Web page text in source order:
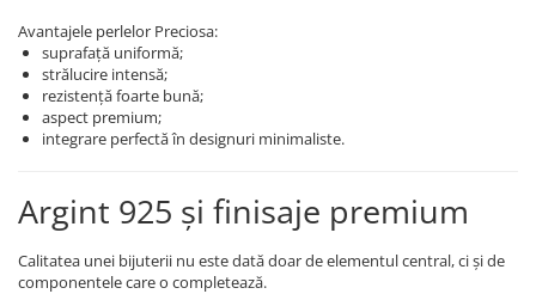
Avantajele perlelor Preciosa:
suprafață uniformă;
strălucire intensă;
rezistență foarte bună;
aspect premium;
integrare perfectă în designuri minimaliste.
Argint 925 și finisaje premium
Calitatea unei bijuterii nu este dată doar de elementul central, ci și de
componentele care o completează.